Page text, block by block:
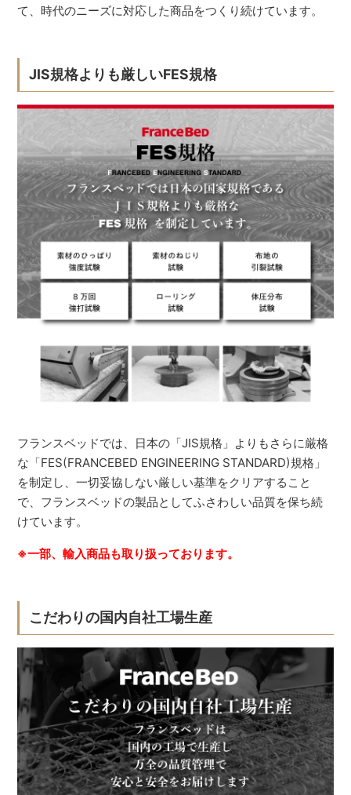
て、時代のニーズに対応した商品をつくり続けています。
JIS規格よりも厳しいFES規格
フランスベッドでは、日本の「JIS規格」よりもさらに厳格
な「FES(FRANCEBED ENGINEERING STANDARD)規格」
を制定し、一切妥協しない厳しい基準をクリアすること
で、フランスベッドの製品としてふさわしい品質を保ち続
けています。
※一部、輸入商品も取り扱っております。
こだわりの国内自社工場生産